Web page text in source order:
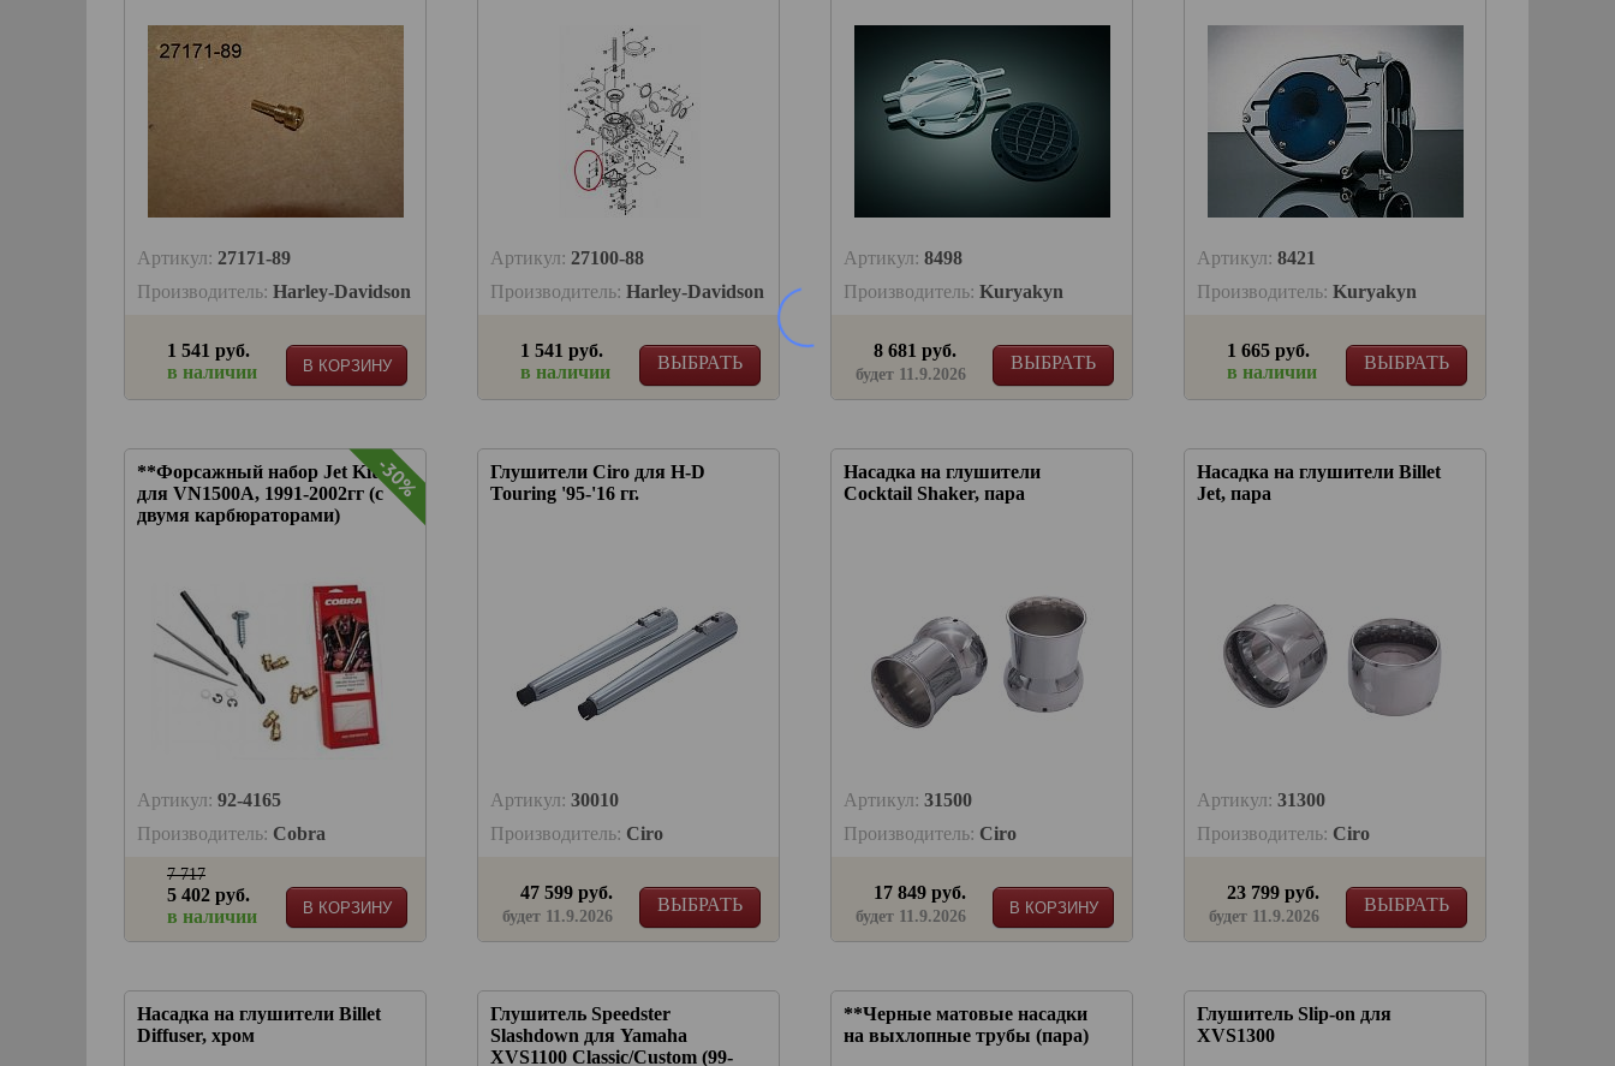
Артикул: 27171-89
Производитель: Harley-Davidson
В КОРЗИНУ
1 541 руб.
в наличии
Артикул: 27100-88
Производитель: Harley-Davidson
ВЫБРАТЬ
1 541 руб.
в наличии
Артикул: 8498
Производитель: Kuryakyn
ВЫБРАТЬ
8 681 руб.
будет 11.9.2026
Артикул: 8421
Производитель: Kuryakyn
ВЫБРАТЬ
1 665 руб.
в наличии
**Форсажный набор Jet Kit
для VN1500A, 1991-2002гг (с
двумя карбюраторами)
-30%
Артикул: 92-4165
Производитель: Cobra
В КОРЗИНУ
7 717
5 402 руб.
в наличии
Глушители Ciro для H-D
Touring '95-'16 гг.
Артикул: 30010
Производитель: Ciro
ВЫБРАТЬ
47 599 руб.
будет 11.9.2026
Насадка на глушители
Cocktail Shaker, пара
Артикул: 31500
Производитель: Ciro
В КОРЗИНУ
17 849 руб.
будет 11.9.2026
Насадка на глушители Billet
Jet, пара
Артикул: 31300
Производитель: Ciro
ВЫБРАТЬ
23 799 руб.
будет 11.9.2026
Насадка на глушители Billet
Diffuser, хром
Глушитель Speedster
Slashdown для Yamaha
XVS1100 Classic/Custom (99-
**Черные матовые насадки
на выхлопные трубы (пара)
Глушитель Slip-on для
XVS1300